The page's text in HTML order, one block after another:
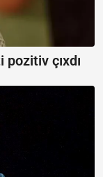
çıxdı